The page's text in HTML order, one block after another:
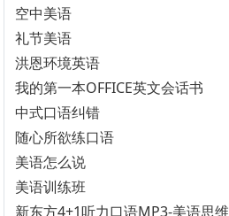
空中美语
礼节美语
洪恩环境英语
我的第一本OFFICE英文会话书
中式口语纠错
随心所欲练口语
美语怎么说
美语训练班
新东方4+1听力口语MP3-美语思维